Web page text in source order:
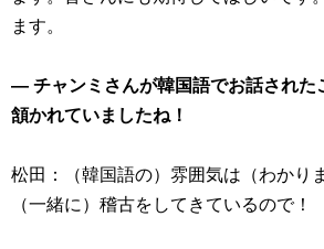
ます。
― チャンミさんが韓国語でお話された
頷かれていましたね！
松田：（韓国語の）雰囲気は（わかり
（一緒に）稽古をしてきているので！